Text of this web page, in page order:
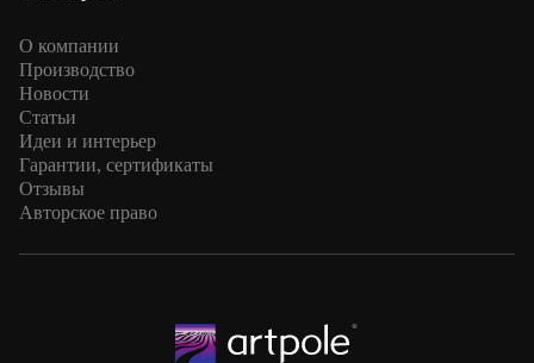
О компании
Производство
Новости
Статьи
Идеи и интерьер
Гарантии, сертификаты
Отзывы
Авторское право